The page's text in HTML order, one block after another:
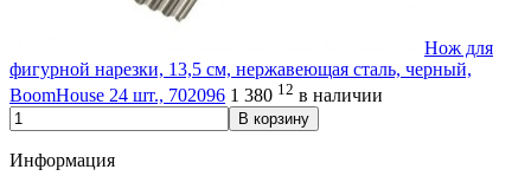
Нож для
фигурной нарезки, 13,5 см, нержавеющая сталь, черный,
BoomHouse 24 шт., 702096 1 380 12 в наличии
В корзину
Информация